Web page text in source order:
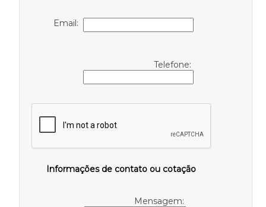
Email:
Telefone:
Informações de contato ou cotação
Mensagem: